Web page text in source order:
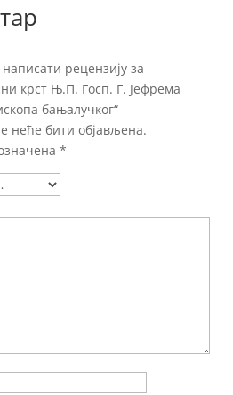
рецензију за
крст Њ.П. Госп. Г. Јефрема
бањалучког“
неће бити објављена.
*